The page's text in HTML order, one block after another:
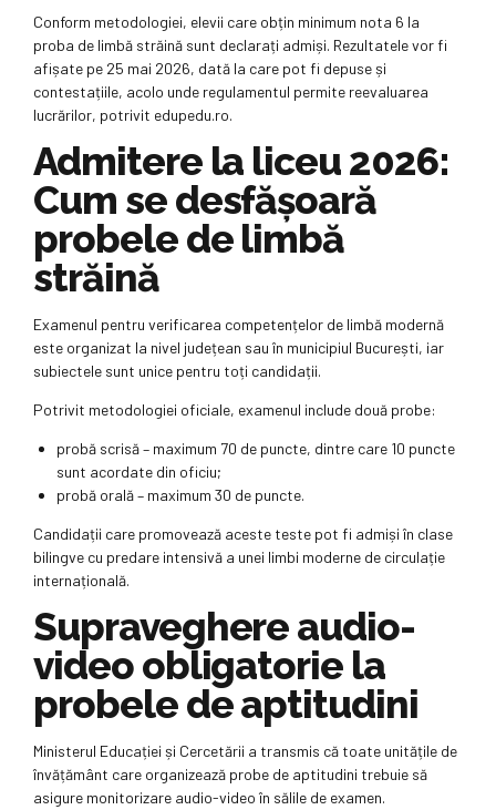
Conform metodologiei, elevii care obțin minimum nota 6 la
proba de limbă străină sunt declarați admiși. Rezultatele vor fi
afișate pe 25 mai 2026, dată la care pot fi depuse și
contestațiile, acolo unde regulamentul permite reevaluarea
lucrărilor, potrivit edupedu.ro.
Admitere la liceu 2026:
Cum se desfășoară
probele de limbă
străină
Examenul pentru verificarea competențelor de limbă modernă
este organizat la nivel județean sau în municipiul București, iar
subiectele sunt unice pentru toți candidații.
Potrivit metodologiei oficiale, examenul include două probe:
probă scrisă – maximum 70 de puncte, dintre care 10 puncte
sunt acordate din oficiu;
probă orală – maximum 30 de puncte.
Candidații care promovează aceste teste pot fi admiși în clase
bilingve cu predare intensivă a unei limbi moderne de circulație
internațională.
Supraveghere audio-
video obligatorie la
probele de aptitudini
Ministerul Educației și Cercetării a transmis că toate unitățile de
învățământ care organizează probe de aptitudini trebuie să
asigure monitorizare audio-video în sălile de examen.